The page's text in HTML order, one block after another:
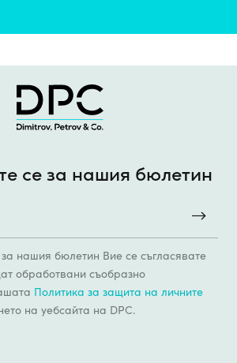
се за нашия бюлетин
нашия бюлетин Вие се съгласявате
обработвани съобразно
Политика за защита на личните
на уебсайтa на DPC.